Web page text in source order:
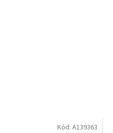
Kód: A139363